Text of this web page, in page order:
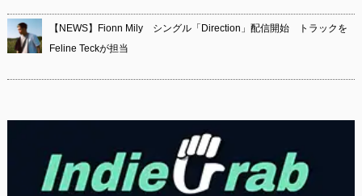
【NEWS】Fionn Mily シングル「Direction」配信開始 トラックを
Feline Teckが担当